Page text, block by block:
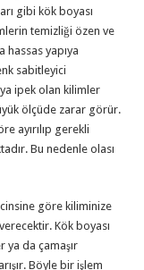
gibi kök boyası
temizliği özen ve
hassas yapıya
sabitleyici
ipek olan kilimler
ölçüde zarar görür.
ayırılıp gerekli
Bu nedenle olası
göre kiliminize
Kök boyası
ya da çamaşır
Böyle bir işlem